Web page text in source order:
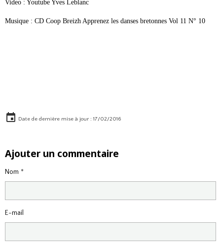
Video : Youtube Yves Leblanc
Musique : CD Coop Breizh Apprenez les danses bretonnes Vol 11 N° 10
Date de dernière mise à jour : 17/02/2016
Ajouter un commentaire
Nom
E-mail